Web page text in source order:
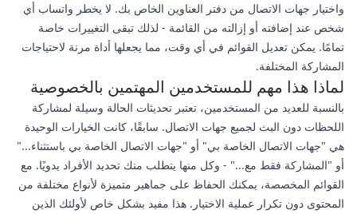
واختيار جهات الاتصال من دفتر العناوين الخاص بك. لا يخطر واتساب أي
شخص عند إضافته أو إزالته من القائمة - لذلك تبقى التغييرات خاصة
تمامًا. يمكن تعديل القوائم في أي وقت، مما يجعلها أداة مرنة لاحتياجات
المشاركة المختلفة.
لماذا هذا مهم للمستخدمين المهتمين بالخصوصية
بالنسبة للعديد من المستخدمين، تعتبر تحديثات الحالة وسيلة لمشاركة
اللحظات دون البث لجميع جهات الاتصال. سابقًا، كانت الخيارات الوحيدة
هي "جهات الاتصال الخاصة بي" أو "جهات الاتصال الخاصة بي باستثناء..."
أو "المشاركة فقط مع..." - وكل منها يتطلب منك تحديد الأفراد يدويًا. مع
القوائم المخصصة، يمكنك الحفاظ على جماهير متميزة لأنواع مختلفة من
المحتوى دون تكرار عملية الاختيار. هذا مفيد بشكل خاص لأولئك الذين